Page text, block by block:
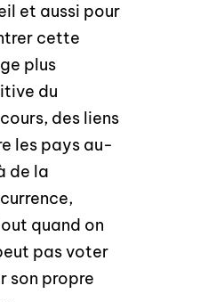
et aussi pour
cette
plus
du
des liens
les pays au-
de la
quand on
pas voter
son propre